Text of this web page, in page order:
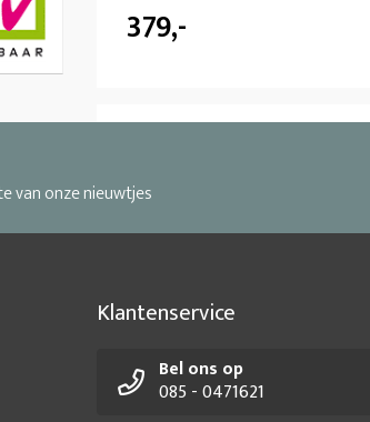
379,-
van onze nieuwtjes
Klantenservice
Bel ons op
085 - 0471621